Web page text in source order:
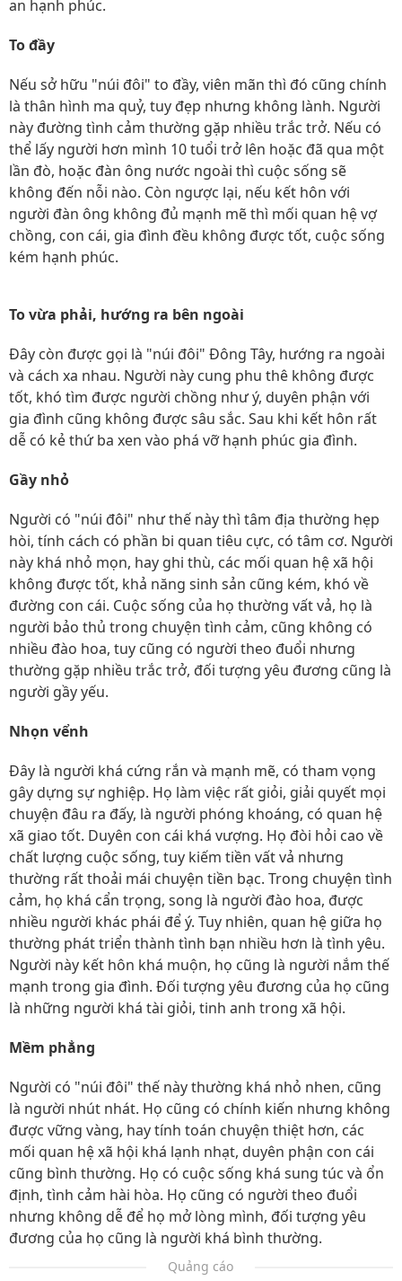
an hạnh phúc.
To đầy
Nếu sở hữu "núi đôi" to đầy, viên mãn thì đó cũng chính
là thân hình ma quỷ, tuy đẹp nhưng không lành. Người
này đường tình cảm thường gặp nhiều trắc trở. Nếu có
thể lấy người hơn mình 10 tuổi trở lên hoặc đã qua một
lần đò, hoặc đàn ông nước ngoài thì cuộc sống sẽ
không đến nỗi nào. Còn ngược lại, nếu kết hôn với
người đàn ông không đủ mạnh mẽ thì mối quan hệ vợ
chồng, con cái, gia đình đều không được tốt, cuộc sống
kém hạnh phúc.
To vừa phải, hướng ra bên ngoài
Đây còn được gọi là "núi đôi" Đông Tây, hướng ra ngoài
và cách xa nhau. Người này cung phu thê không được
tốt, khó tìm được người chồng như ý, duyên phận với
gia đình cũng không được sâu sắc. Sau khi kết hôn rất
dễ có kẻ thứ ba xen vào phá vỡ hạnh phúc gia đình.
Gầy nhỏ
Người có "núi đôi" như thế này thì tâm địa thường hẹp
hòi, tính cách có phần bi quan tiêu cực, có tâm cơ. Người
này khá nhỏ mọn, hay ghi thù, các mối quan hệ xã hội
không được tốt, khả năng sinh sản cũng kém, khó về
đường con cái. Cuộc sống của họ thường vất vả, họ là
người bảo thủ trong chuyện tình cảm, cũng không có
nhiều đào hoa, tuy cũng có người theo đuổi nhưng
thường gặp nhiều trắc trở, đối tượng yêu đương cũng là
người gầy yếu.
Nhọn vểnh
Đây là người khá cứng rắn và mạnh mẽ, có tham vọng
gây dựng sự nghiệp. Họ làm việc rất giỏi, giải quyết mọi
chuyện đâu ra đấy, là người phóng khoáng, có quan hệ
xã giao tốt. Duyên con cái khá vượng. Họ đòi hỏi cao về
chất lượng cuộc sống, tuy kiếm tiền vất vả nhưng
thường rất thoải mái chuyện tiền bạc. Trong chuyện tình
cảm, họ khá cẩn trọng, song là người đào hoa, được
nhiều người khác phái để ý. Tuy nhiên, quan hệ giữa họ
thường phát triển thành tình bạn nhiều hơn là tình yêu.
Người này kết hôn khá muộn, họ cũng là người nắm thế
mạnh trong gia đình. Đối tượng yêu đương của họ cũng
là những người khá tài giỏi, tinh anh trong xã hội.
Mềm phẳng
Người có "núi đôi" thế này thường khá nhỏ nhen, cũng
là người nhút nhát. Họ cũng có chính kiến nhưng không
được vững vàng, hay tính toán chuyện thiệt hơn, các
mối quan hệ xã hội khá lạnh nhạt, duyên phận con cái
cũng bình thường. Họ có cuộc sống khá sung túc và ổn
định, tình cảm hài hòa. Họ cũng có người theo đuổi
nhưng không dễ để họ mở lòng mình, đối tượng yêu
đương của họ cũng là người khá bình thường.
Quảng cáo